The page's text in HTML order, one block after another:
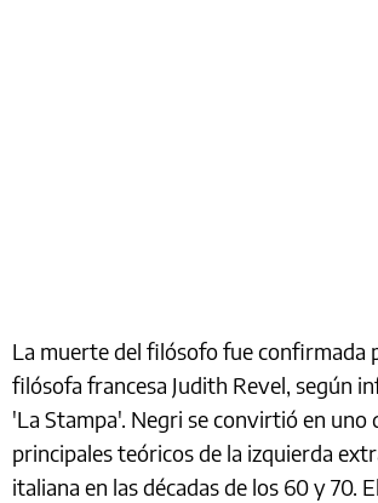
La muerte del filósofo fue confirmada
filósofa francesa Judith Revel, según
'La Stampa'. Negri se convirtió en uno
principales teóricos de la izquierda
italiana en las décadas de los 60 y 70.